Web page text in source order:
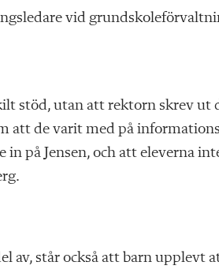
vid
stöd, utan att rektorn skrev ut
att de varit med på
på Jensen, och att eleverna
av, står också att barn upplevt